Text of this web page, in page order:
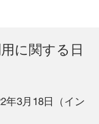
に関する日
年3月18日（イン